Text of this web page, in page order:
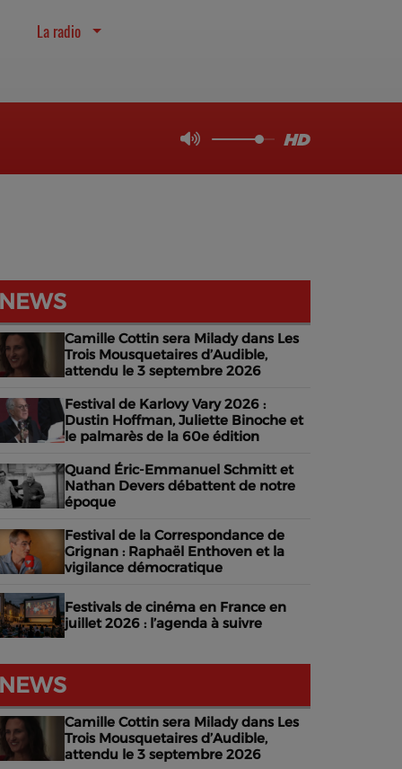
La radio
NEWS
Camille Cottin sera Milady dans Les
Trois Mousquetaires d’Audible,
attendu le 3 septembre 2026
Festival de Karlovy Vary 2026 :
Dustin Hoffman, Juliette Binoche et
le palmarès de la 60e édition
Quand Éric-Emmanuel Schmitt et
Nathan Devers débattent de notre
époque
Festival de la Correspondance de
Grignan : Raphaël Enthoven et la
vigilance démocratique
Festivals de cinéma en France en
juillet 2026 : l’agenda à suivre
NEWS
Camille Cottin sera Milady dans Les
Trois Mousquetaires d’Audible,
attendu le 3 septembre 2026